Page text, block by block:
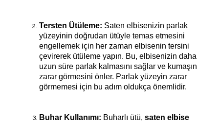
Tersten Ütüleme: Saten elbisenizin parlak
yüzeyinin doğrudan ütüyle temas etmesini
engellemek için her zaman elbisenin tersini
çevirerek ütüleme yapın. Bu, elbisenizin daha
uzun süre parlak kalmasını sağlar ve kumaşın
zarar görmesini önler. Parlak yüzeyin zarar
görmemesi için bu adım oldukça önemlidir.
Buhar Kullanımı: Buharlı ütü, saten elbise